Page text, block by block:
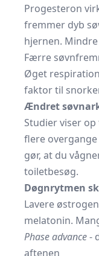
Progesteron
fremmer dyb
hjernen.
Færre
Øget
faktor til
Ændret
Studier viser op
flere
gør, at du
toiletbesøg.
Døgnrytmen
Lavere
melatonin.
Phase advance-
aftenen